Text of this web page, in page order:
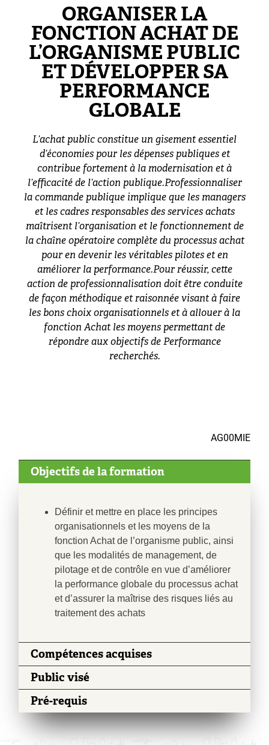
ORGANISER LA
FONCTION ACHAT DE
L’ORGANISME PUBLIC
ET DÉVELOPPER SA
PERFORMANCE
GLOBALE
L’achat public constitue un gisement essentiel
d’économies pour les dépenses publiques et
contribue fortement à la modernisation et à
l’efficacité de l’action publique.Professionnaliser
la commande publique implique que les managers
et les cadres responsables des services achats
maîtrisent l’organisation et le fonctionnement de
la chaîne opératoire complète du processus achat
pour en devenir les véritables pilotes et en
améliorer la performance.Pour réussir, cette
action de professionnalisation doit être conduite
de façon méthodique et raisonnée visant à faire
les bons choix organisationnels et à allouer à la
fonction Achat les moyens permettant de
répondre aux objectifs de Performance
recherchés.
AG00MIE
Objectifs de la formation
Définir et mettre en place les principes
organisationnels et les moyens de la
fonction Achat de l’organisme public, ainsi
que les modalités de management, de
pilotage et de contrôle en vue d’améliorer
la performance globale du processus achat
et d’assurer la maîtrise des risques liés au
traitement des achats
Compétences acquises
Public visé
Pré-requis